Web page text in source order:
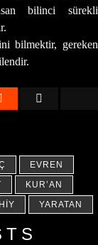
bilinci sürekli
bilmektir, gereken
EVREN
KUR’AN
YARATAN